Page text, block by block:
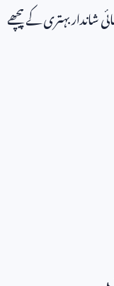
شاندار بہتری کے پیچھے